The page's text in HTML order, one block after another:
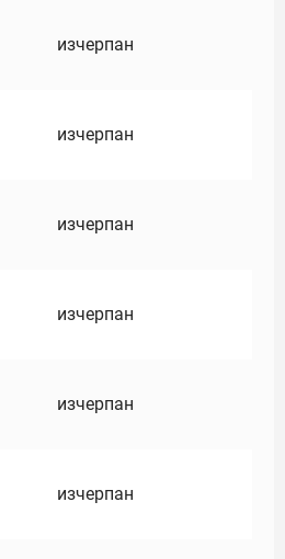
изчерпан
изчерпан
изчерпан
изчерпан
изчерпан
изчерпан